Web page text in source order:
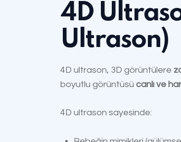
4D
Ultrason)
4D ultrason, 3D görüntülere
boyutlu görüntüsü canlı ve
4D ultrason sayesinde: